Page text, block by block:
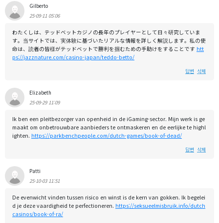
Gilberto
25-09-11 05:06
わたくしは、テッドベットカジノの長年のプレイヤーとして日々研究していま
す。当サイトでは、実体験に基づいたリアルな情報を詳しく解説します。私の使
命は、読者の皆様がテッドベットで勝利を掴むための手助けをすることです htt
ps://jazznature.com/casino-japan/teddo-betto/
답변 삭제
Elizabeth
25-09-29 11:09
Ik ben een pleitbezorger van openheid in de iGaming-sector. Mijn werk is ge
maakt om onbetrouwbare aanbieders te ontmaskeren en de eerlijke te highl
ighten. https://parkbenchpeople.com/dutch-games/book-of-dead/
답변 삭제
Patti
25-10-03 11:51
De evenwicht vinden tussen risico en winst is de kern van gokken. Ik begelei
d je deze vaardigheid te perfectioneren. https://seksueelmisbruik.info/dutch
casinos/book-of-ra/